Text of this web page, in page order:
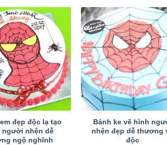
đẹp độc lạ tạo
người nhện dễ
ngộ nghĩnh
Bánh ke vẽ hình
nhện đẹp dễ thương
độc